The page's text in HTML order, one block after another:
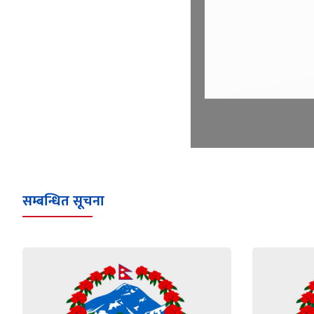
सम्बन्धित सूचना